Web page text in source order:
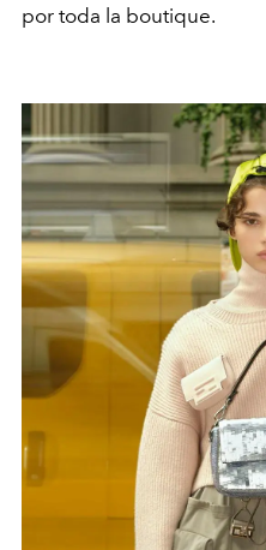
por toda la boutique.